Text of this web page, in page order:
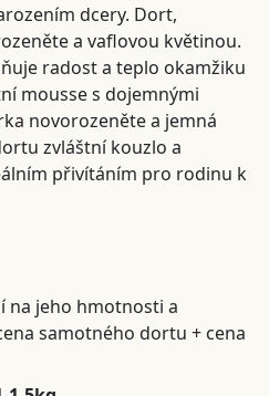
dcery. Dort,
a vaflovou květinou.
radost a teplo okamžiku
mousse s dojemnými
novorozeněte a jemná
zvláštní kouzlo a
přivítáním pro rodinu k
na jeho hmotnosti a
samotného dortu + cena